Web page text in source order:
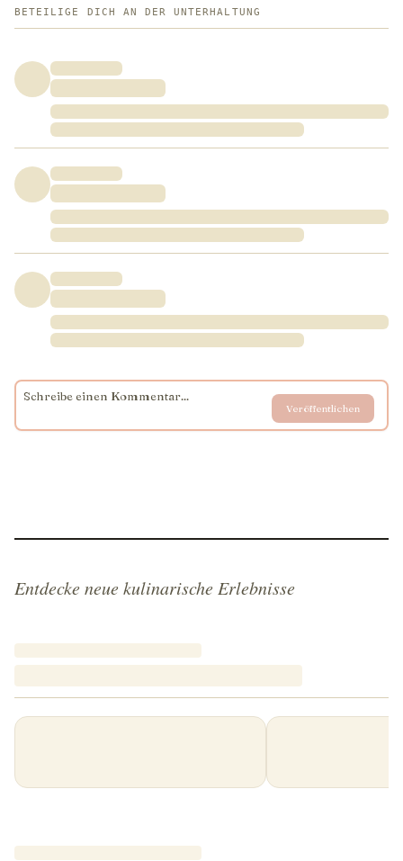
BETEILIGE DICH AN DER UNTERHALTUNG
Veröffentlichen
Entdecke neue kulinarische Erlebnisse